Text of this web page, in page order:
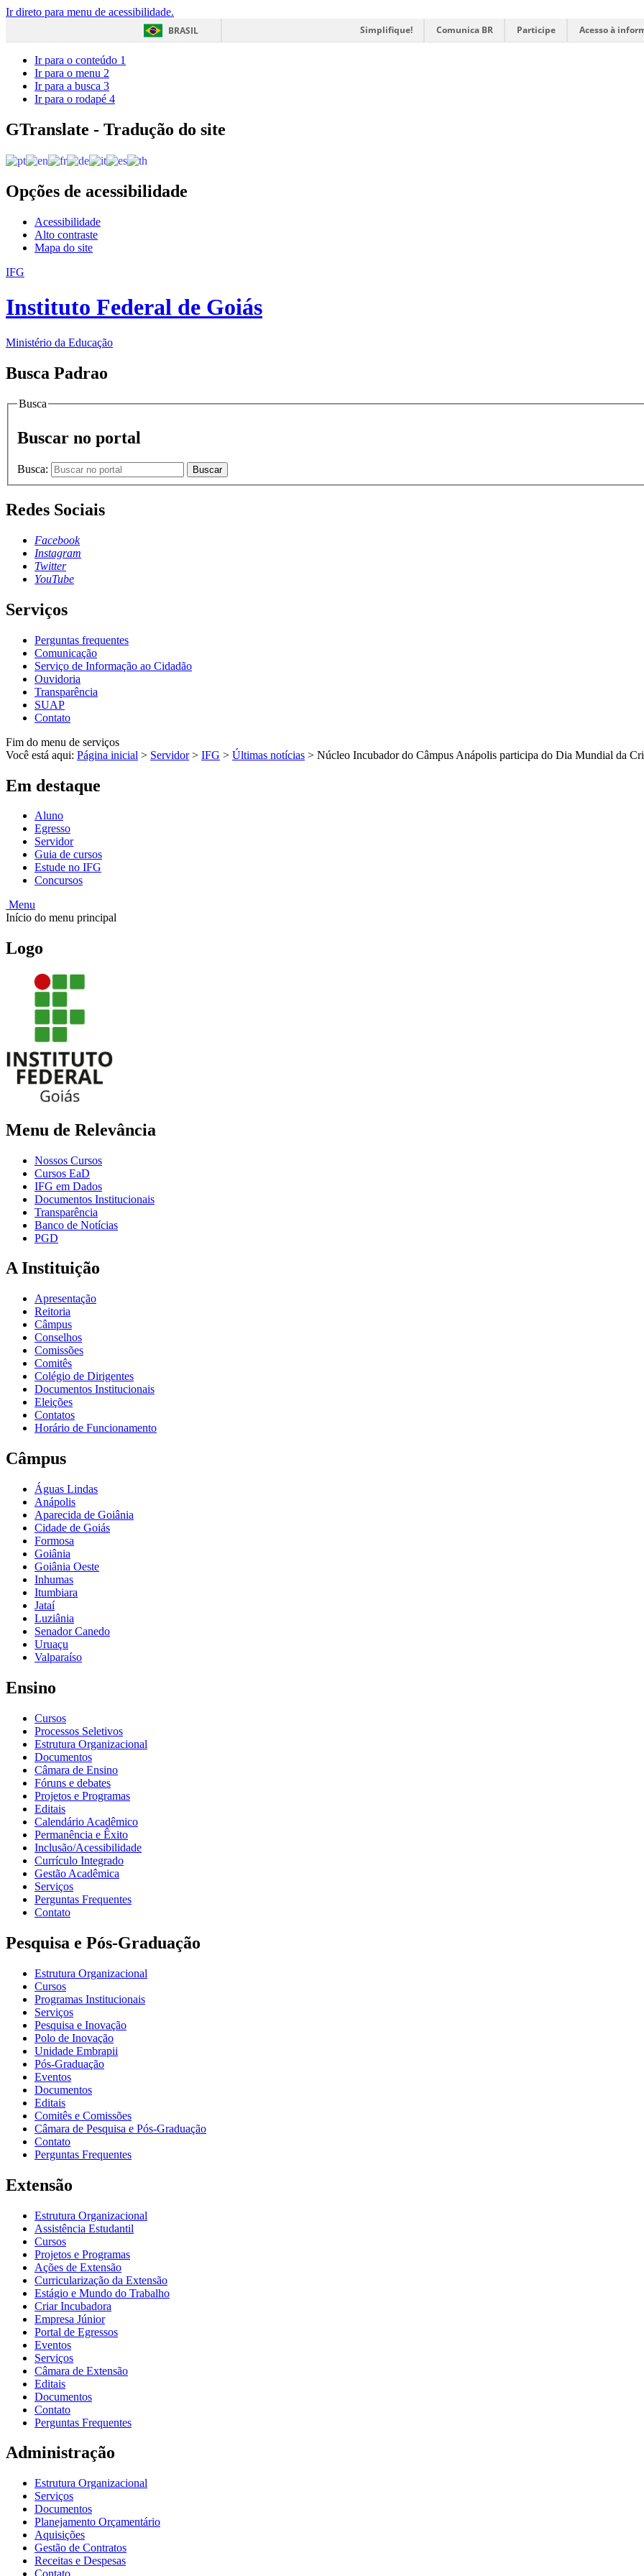
Ir direto para menu de acessibilidade.
BRASIL
Simplifique! Comunica BR Participe Acesso à
Ir para o conteúdo 1
Ir para o menu 2
Ir para a busca 3
Ir para o rodapé 4
GTranslate - Tradução do site
Opções de acessibilidade
Acessibilidade
Alto contraste
Mapa do site
IFG
Instituto Federal de Goiás
Ministério da Educação
Busca Padrao
Busca
Buscar no portal
Busca: Buscar
Redes Sociais
Facebook
Instagram
Twitter
YouTube
Serviços
Perguntas frequentes
Comunicação
Serviço de Informação ao Cidadão
Ouvidoria
Transparência
SUAP
Contato
Fim do menu de serviços
Você está aqui: Página inicial > Servidor > IFG > Últimas notícias > Núcleo Incubador do Câmpus Anápolis participa do Dia Mundial da
Em destaque
Aluno
Egresso
Servidor
Guia de cursos
Estude no IFG
Concursos
Menu
Início do menu principal
Logo
Menu de Relevância
Nossos Cursos
Cursos EaD
IFG em Dados
Documentos Institucionais
Transparência
Banco de Notícias
PGD
A Instituição
Apresentação
Reitoria
Câmpus
Conselhos
Comissões
Comitês
Colégio de Dirigentes
Documentos Institucionais
Eleições
Contatos
Horário de Funcionamento
Câmpus
Águas Lindas
Anápolis
Aparecida de Goiânia
Cidade de Goiás
Formosa
Goiânia
Goiânia Oeste
Inhumas
Itumbiara
Jataí
Luziânia
Senador Canedo
Uruaçu
Valparaíso
Ensino
Cursos
Processos Seletivos
Estrutura Organizacional
Documentos
Câmara de Ensino
Fóruns e debates
Projetos e Programas
Editais
Calendário Acadêmico
Permanência e Êxito
Inclusão/Acessibilidade
Currículo Integrado
Gestão Acadêmica
Serviços
Perguntas Frequentes
Contato
Pesquisa e Pós-Graduação
Estrutura Organizacional
Cursos
Programas Institucionais
Serviços
Pesquisa e Inovação
Polo de Inovação
Unidade Embrapii
Pós-Graduação
Eventos
Documentos
Editais
Comitês e Comissões
Câmara de Pesquisa e Pós-Graduação
Contato
Perguntas Frequentes
Extensão
Estrutura Organizacional
Assistência Estudantil
Cursos
Projetos e Programas
Ações de Extensão
Curricularização da Extensão
Estágio e Mundo do Trabalho
Criar Incubadora
Empresa Júnior
Portal de Egressos
Eventos
Serviços
Câmara de Extensão
Editais
Documentos
Contato
Perguntas Frequentes
Administração
Estrutura Organizacional
Serviços
Documentos
Planejamento Orçamentário
Aquisições
Gestão de Contratos
Receitas e Despesas